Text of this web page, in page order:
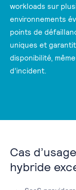
workloads sur
environnements
points de
uniques et
disponibilité,
d’incident.
Cas
hybride